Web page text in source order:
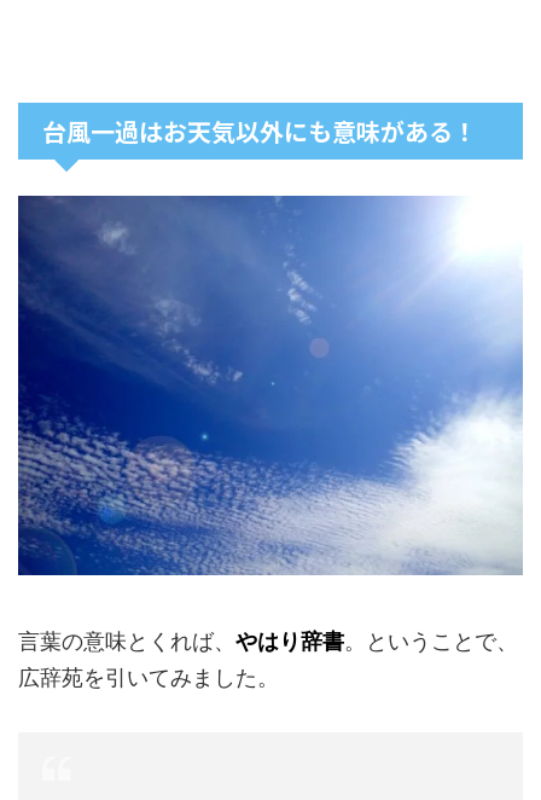
台風一過はお天気以外にも意味がある！
言葉の意味とくれば、 やはり辞書。ということで、
広辞苑を引いてみました。